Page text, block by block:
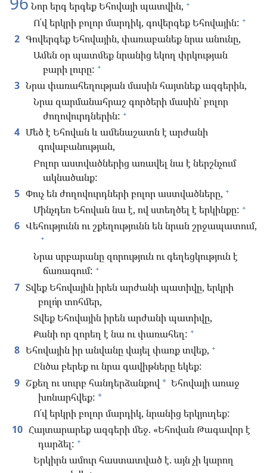
Նոր երգ երգեք Եհովայի պատվին, +
Ո՛վ երկրի բոլոր մարդիկ, գովերգեք Եհովային: +
2 Գովերգեք Եհովային, փառաբանեք նրա անունը,
Ամեն օր պատմեք նրանից եկող փրկության
բարի լուրը: +
3 Նրա փառահեղության մասին հայտնեք ազգերին,
Նրա զարմանահրաշ գործերի մասին՝ բոլոր
ժողովուրդներին: +
4 Մեծ է Եհովան և ամենաշատն է արժանի
գովաբանության,
Բոլոր աստվածներից առավել նա է ներշնչում
ակնածանք:
5 Փուչ են ժողովուրդների բոլոր աստվածները, +
Մինչդեռ Եհովան նա է, ով ստեղծել է երկինքը: +
6 Վեհությունն ու շքեղությունն են նրան շրջապատում,
+
Նրա սրբարանը զորություն ու գեղեցկություն է
ճառագում: +
7 Տվեք Եհովային իրեն արժանի պատիվը, երկրի
բոլո՛ր տոհմեր,
Տվեք Եհովային իրեն արժանի պատիվը,
Քանի որ զորեղ է նա ու փառահեղ: +
8 Եհովային իր անվանը վայել փառք տվեք, +
Ընծա բերեք ու նրա գավիթները եկեք:
9 Շքեղ ու սուրբ հանդերձանքով * Եհովայի առաջ
խոնարհվեք: *
Ո՛վ երկրի բոլոր մարդիկ, նրանից երկյուղեք:
10 Հայտարարեք ազգերի մեջ. «Եհովան Թագավոր է
դարձել: +
Երկիրն ամուր հաստատված է. այն չի կարող